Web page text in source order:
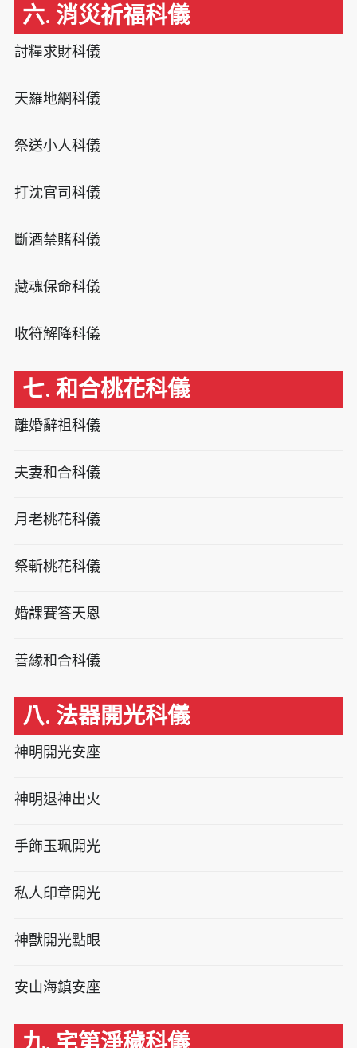
六. 消災祈福科儀
討糧求財科儀
天羅地網科儀
祭送小人科儀
打沈官司科儀
斷酒禁賭科儀
藏魂保命科儀
收符解降科儀
七. 和合桃花科儀
離婚辭祖科儀
夫妻和合科儀
月老桃花科儀
祭斬桃花科儀
婚課賽答天恩
善緣和合科儀
八. 法器開光科儀
神明開光安座
神明退神出火
手飾玉珮開光
私人印章開光
神獸開光點眼
安山海鎮安座